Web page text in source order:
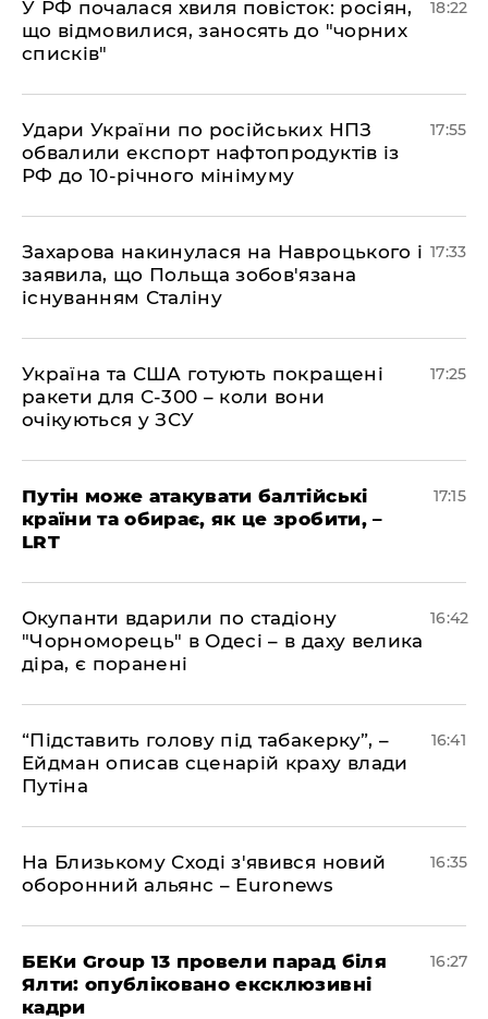
​У РФ почалася хвиля повісток: росіян,
що відмовилися, заносять до "чорних
списків"
18:22
​Удари України по російських НПЗ
обвалили експорт нафтопродуктів із
РФ до 10-річного мінімуму
17:55
​Захарова накинулася на Навроцького і
заявила, що Польща зобов'язана
існуванням Сталіну
17:33
​Україна та США готують покращені
ракети для С-300 – коли вони
очікуються у ЗСУ
17:25
​Путін може атакувати балтійські
країни та обирає, як це зробити, –
LRT
17:15
​Окупанти вдарили по стадіону
"Чорноморець" в Одесі – в даху велика
діра, є поранені
16:42
​“Підставить голову під табакерку”, –
Ейдман описав сценарій краху влади
Путіна
16:41
На Близькому Сході з'явився новий
оборонний альянс – Euronews
16:35
БЕКи Group 13 провели парад біля
Ялти: опубліковано ексклюзивні
кадри
16:27